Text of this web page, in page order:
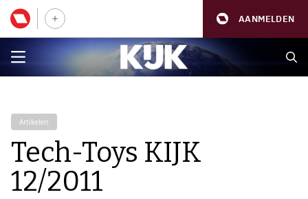
AANMELDEN
Artikelen
Tech-Toys KIJK
12/2011